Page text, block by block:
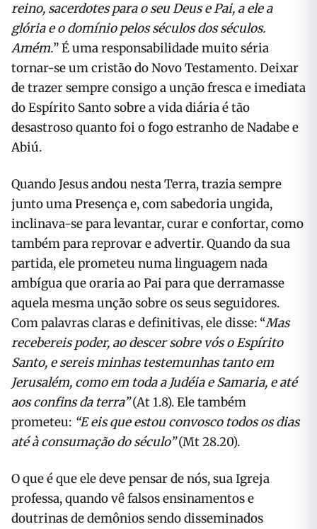
reino, sacerdotes para o seu Deus e Pai, a ele a
glória e o domínio pelos séculos dos séculos.
Amém.” É uma responsabilidade muito séria
tornar-se um cristão do Novo Testamento. Deixar
de trazer sempre consigo a unção fresca e imediata
do Espírito Santo sobre a vida diária é tão
desastroso quanto foi o fogo estranho de Nadabe e
Abiú.
Quando Jesus andou nesta Terra, trazia sempre
junto uma Presença e, com sabedoria ungida,
inclinava-se para levantar, curar e confortar, como
também para reprovar e advertir. Quando da sua
partida, ele prometeu numa linguagem nada
ambígua que oraria ao Pai para que derramasse
aquela mesma unção sobre os seus seguidores.
Com palavras claras e definitivas, ele disse: “Mas
recebereis poder, ao descer sobre vós o Espírito
Santo, e sereis minhas testemunhas tanto em
Jerusalém, como em toda a Judéia e Samaria, e até
aos confins da terra”(At 1.8). Ele também
prometeu: “E eis que estou convosco todos os dias
até à consumação do século”(Mt 28.20).
O que é que ele deve pensar de nós, sua Igreja
professa, quando vê falsos ensinamentos e
doutrinas de demônios sendo disseminados